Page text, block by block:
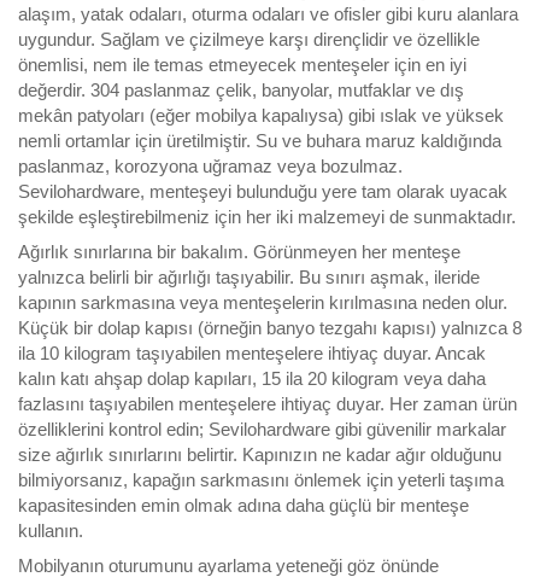
alaşım, yatak odaları, oturma odaları ve ofisler gibi kuru alanlara
uygundur. Sağlam ve çizilmeye karşı dirençlidir ve özellikle
önemlisi, nem ile temas etmeyecek menteşeler için en iyi
değerdir. 304 paslanmaz çelik, banyolar, mutfaklar ve dış
mekân patyoları (eğer mobilya kapalıysa) gibi ıslak ve yüksek
nemli ortamlar için üretilmiştir. Su ve buhara maruz kaldığında
paslanmaz, korozyona uğramaz veya bozulmaz.
Sevilohardware, menteşeyi bulunduğu yere tam olarak uyacak
şekilde eşleştirebilmeniz için her iki malzemeyi de sunmaktadır.
Ağırlık sınırlarına bir bakalım. Görünmeyen her menteşe
yalnızca belirli bir ağırlığı taşıyabilir. Bu sınırı aşmak, ileride
kapının sarkmasına veya menteşelerin kırılmasına neden olur.
Küçük bir dolap kapısı (örneğin banyo tezgahı kapısı) yalnızca 8
ila 10 kilogram taşıyabilen menteşelere ihtiyaç duyar. Ancak
kalın katı ahşap dolap kapıları, 15 ila 20 kilogram veya daha
fazlasını taşıyabilen menteşelere ihtiyaç duyar. Her zaman ürün
özelliklerini kontrol edin; Sevilohardware gibi güvenilir markalar
size ağırlık sınırlarını belirtir. Kapınızın ne kadar ağır olduğunu
bilmiyorsanız, kapağın sarkmasını önlemek için yeterli taşıma
kapasitesinden emin olmak adına daha güçlü bir menteşe
kullanın.
Mobilyanın oturumunu ayarlama yeteneği göz önünde